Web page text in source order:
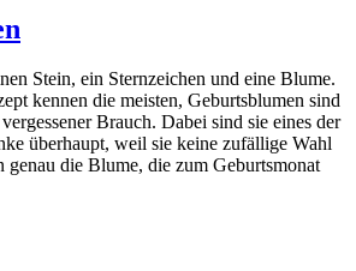
Stein, ein Sternzeichen und eine Blume.
kennen die meisten, Geburtsblumen sind
Brauch. Dabei sind sie eines der
überhaupt, weil sie keine zufällige Wahl
genau die Blume, die zum Geburtsmonat